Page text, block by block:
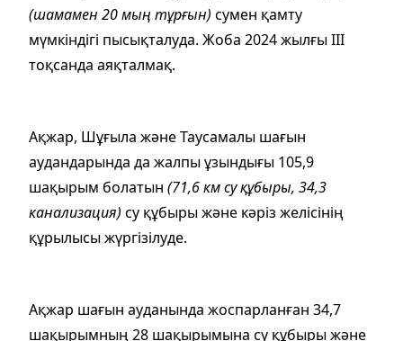
(шамамен 20 мың тұрғын) сумен қамту
мүмкіндігі пысықталуда. Жоба 2024 жылғы III
тоқсанда аяқталмақ.
Ақжар, Шұғыла және Таусамалы шағын
аудандарында да жалпы ұзындығы 105,9
шақырым болатын (71,6 км су құбыры, 34,3
канализация) су құбыры және кәріз желісінің
құрылысы жүргізілуде.
Ақжар шағын ауданында жоспарланған 34,7
шақырымның 28 шақырымына су құбыры және